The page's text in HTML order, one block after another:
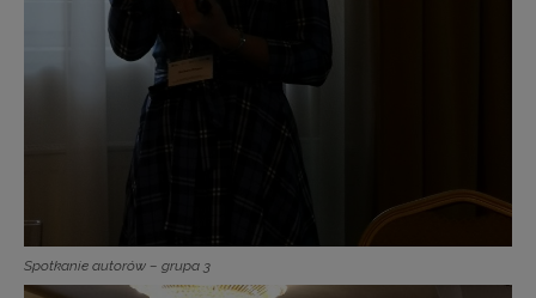
Spotkanie autorów – grupa 3